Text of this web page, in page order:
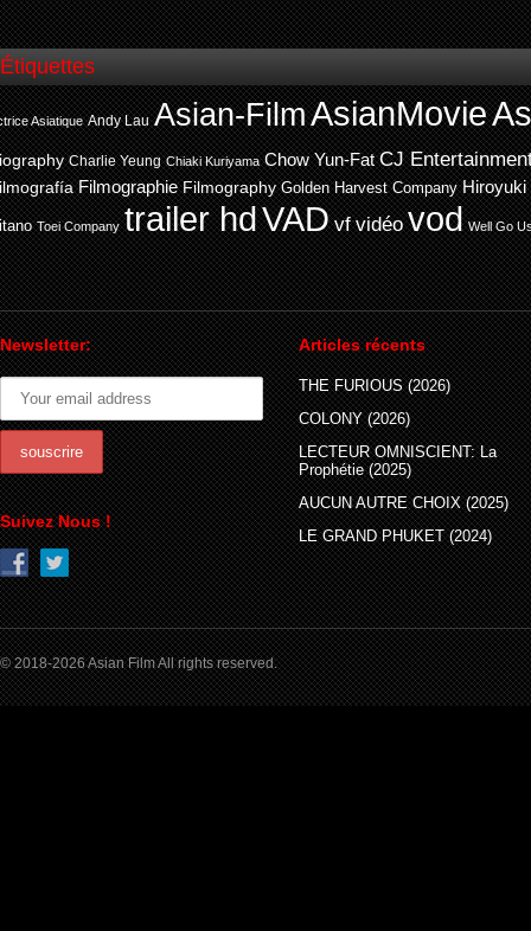
Étiquettes
Asiatique Andy Lau Asian-FilmAsianMovie
Charlie Yeung Chiaki Kuriyama Chow Yun-Fat CJ
Filmographie Filmography Golden Harvest Company Hiroyuki
Toei Company trailer hdVAD vf vidéo vod Well Go
Newsletter:
Suivez Nous !
Articles récents
THE FURIOUS (2026)
COLONY (2026)
LECTEUR OMNISCIENT: La
Prophétie (2025)
AUCUN AUTRE CHOIX (2025)
LE GRAND PHUKET (2024)
© 2018-2026 Asian Film All rights reserved.